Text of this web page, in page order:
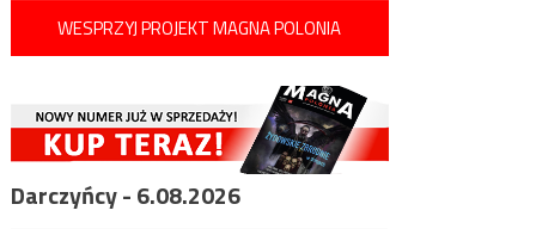
WESPRZYJ PROJEKT MAGNA POLONIA
Darczyńcy - 6.08.2026